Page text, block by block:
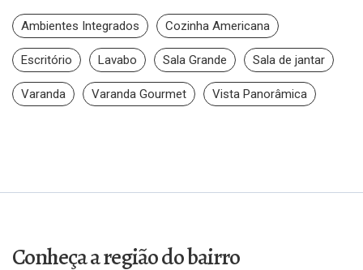
Ambientes Integrados Cozinha Americana
Escritório Lavabo Sala Grande Sala de jantar
Varanda Varanda Gourmet Vista Panorâmica
Conheça a região do bairro